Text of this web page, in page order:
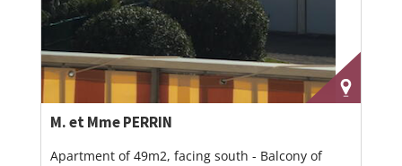
M. et Mme PERRIN
Apartment of 49m2, facing south - Balcony of